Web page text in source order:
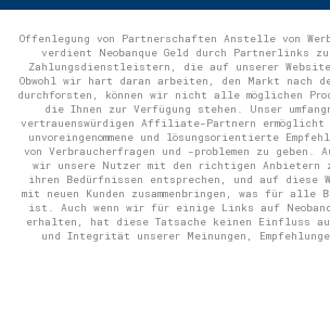
Offenlegung von Partnerschaften Anstelle von
verdient Neobanque Geld durch Partnerlinks
Zahlungsdienstleistern, die auf unserer
Obwohl wir hart daran arbeiten, den Markt nach
durchforsten, können wir nicht alle möglichen
die Ihnen zur Verfügung stehen. Unser
vertrauenswürdigen Affiliate-Partnern
unvoreingenommene und lösungsorientierte
von Verbraucherfragen und -problemen zu geben.
wir unsere Nutzer mit den richtigen Anbietern
ihren Bedürfnissen entsprechen, und auf diese
mit neuen Kunden zusammenbringen, was für alle
ist. Auch wenn wir für einige Links auf
erhalten, hat diese Tatsache keinen Einfluss
und Integrität unserer Meinungen,